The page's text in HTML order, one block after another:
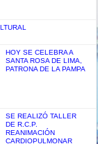
HOY SE CELEBRA A
SANTA ROSA DE LIMA,
PATRONA DE LA PAMPA
SE REALIZÓ TALLER
DE R.C.P.
REANIMACIÓN
CARDIOPULMONAR